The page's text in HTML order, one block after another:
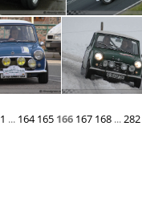
2 2
1 ... 164 165 166 167 168 ...282